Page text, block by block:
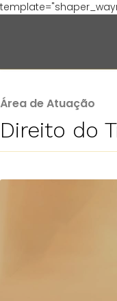
Área de Atuação
Direito do